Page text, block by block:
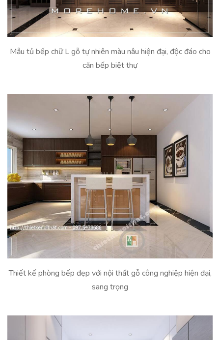
Mẫu tủ bếp chữ L gỗ tự nhiên màu nâu hiện đại, độc đáo cho
căn bếp biệt thự
Thiết kế phòng bếp đẹp với nội thất gỗ công nghiệp hiện đại,
sang trọng